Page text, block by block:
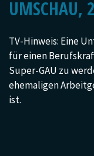
UMSCHAU,
TV-Hinweis: Eine
für einen
Super-GAU zu
ehemaligen
ist.